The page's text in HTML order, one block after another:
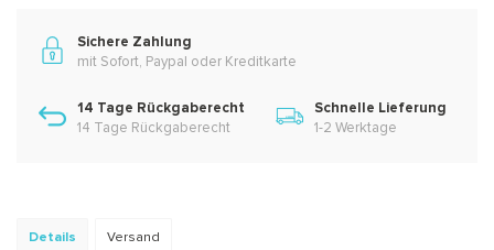
Sichere Zahlung
mit Sofort, Paypal oder Kreditkarte
14 Tage Rückgaberecht
14 Tage Rückgaberecht
Schnelle Lieferung
1-2 Werktage
Details Versand